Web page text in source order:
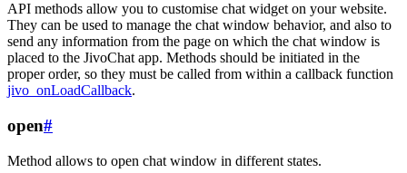
API methods allow you to customise chat widget on your website.
They can be used to manage the chat window behavior, and also to
send any information from the page on which the chat window is
placed to the JivoChat app. Methods should be initiated in the
proper order, so they must be called from within a callback function
jivo_onLoadCallback.
open#
Method allows to open chat window in different states.